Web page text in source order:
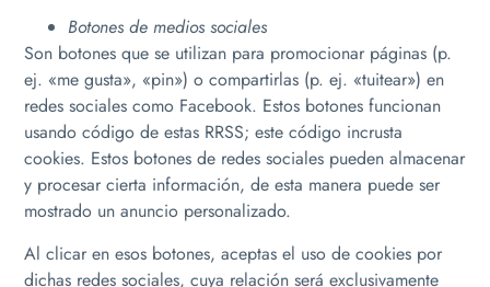
Botones de medios sociales
Son botones que se utilizan para promocionar páginas (p.
ej. «me gusta», «pin») o compartirlas (p. ej. «tuitear») en
redes sociales como Facebook. Estos botones funcionan
usando código de estas RRSS; este código incrusta
cookies. Estos botones de redes sociales pueden almacenar
y procesar cierta información, de esta manera puede ser
mostrado un anuncio personalizado.
Al clicar en esos botones, aceptas el uso de cookies por
dichas redes sociales, cuya relación será exclusivamente